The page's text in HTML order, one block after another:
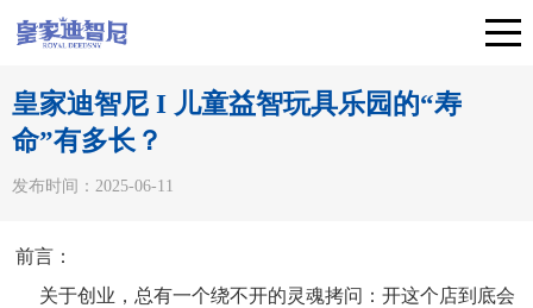
皇家迪智尼 I 儿童益智玩具乐园的“寿
命”有多长？
发布时间：2025-06-11
前言：
关于创业，总有一个绕不开的灵魂拷问：开这个店到底会